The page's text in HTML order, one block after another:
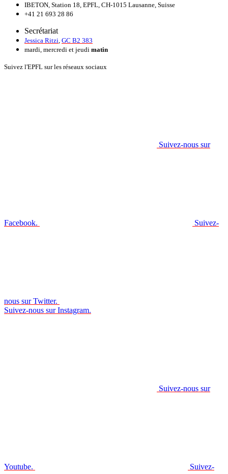
IBETON, Station 18, EPFL, CH-1015 Lausanne, Suisse
+41 21 693 28 86
Secrétariat
Jessica Ritzi GC B2 383
mardi, mercredi et jeudi matin
Suivez l'EPFL sur les réseaux sociaux
Suivez-nous sur
Facebook. Suivez-
nous sur Twitter.
Suivez-nous sur Instagram.
Suivez-nous sur
Youtube. Suivez-